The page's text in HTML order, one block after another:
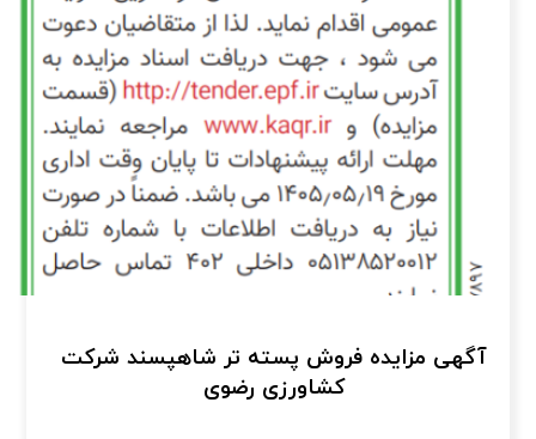
آگهی مزایده فروش پسته تر شاهپسند شرکت
کشاورزی رضوی